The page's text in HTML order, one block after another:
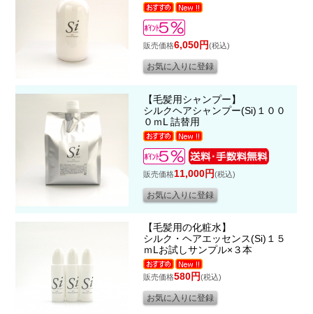
販売価格6,050円(税込)
【毛髪用シャンプー】
シルクヘアシャンプー(Si)１００
０ｍL 詰替用
販売価格11,000円(税込)
【毛髪用の化粧水】
シルク・ヘアエッセンス(Si)１５
ｍLお試しサンプル×３本
販売価格580円(税込)